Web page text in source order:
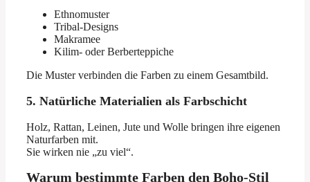
Ethnomuster
Tribal-Designs
Makramee
Kilim- oder Berberteppiche
Die Muster verbinden die Farben zu einem Gesamtbild.
5. Natürliche Materialien als Farbschicht
Holz, Rattan, Leinen, Jute und Wolle bringen ihre eigenen
Naturfarben mit.
Sie wirken nie „zu viel“.
Warum bestimmte Farben den Boho-Stil